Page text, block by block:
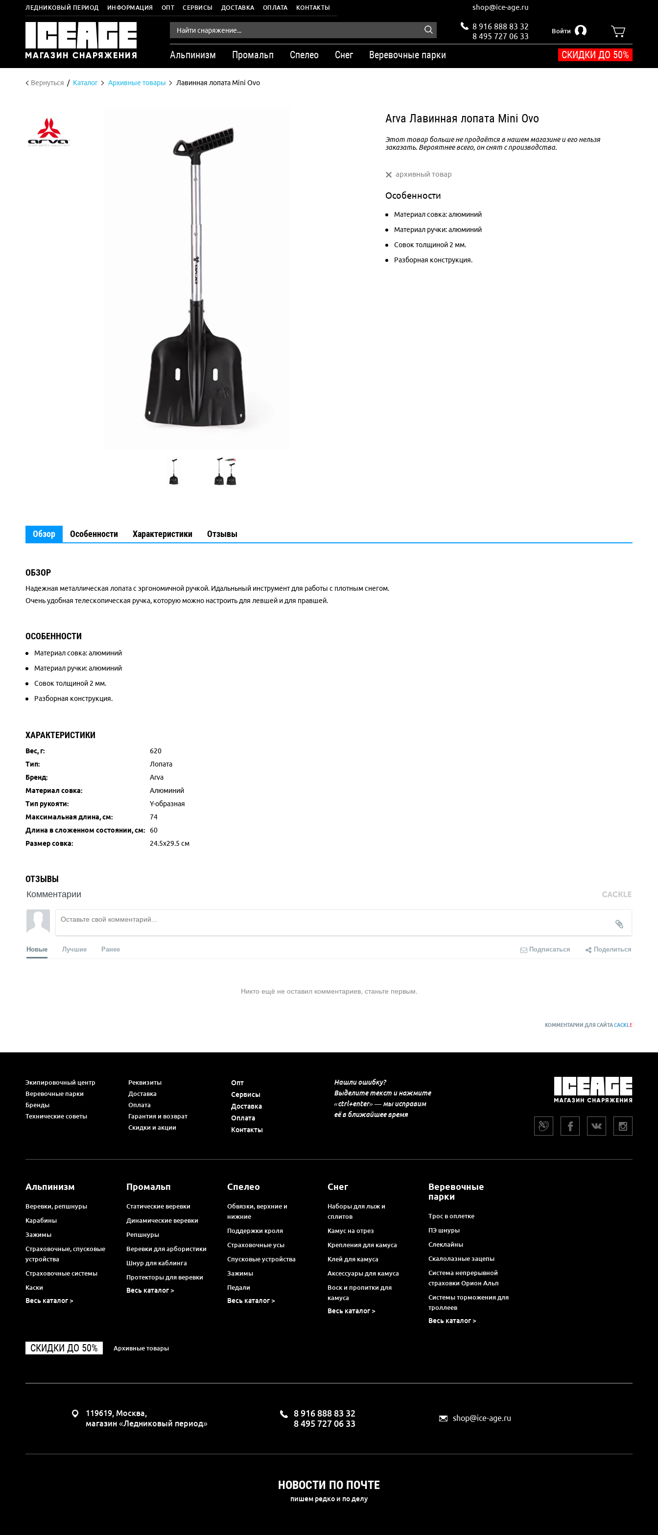
ЛЕДНИКОВЫЙ ПЕРИОД ИНФОРМАЦИЯ ОПТ СЕРВИСЫ ДОСТАВКА ОПЛАТА КОНТАКТЫ shop@ice-age.ru
8 916 888 83 32
8 495 727 06 33
Войти
Альпинизм Промальп Спелео Снег Веревочные парки СКИДКИ ДО 50%
Вернуться Каталог Архивные товары Лавинная лопата Mini Ovo
Arva Лавинная лопата Mini Ovo
Этот товар больше не продаётся в нашем магазине и его нельзя
заказать. Вероятнее всего, он снят с производства.
архивный товар
Особенности
Материал совка: алюминий
Материал ручки: алюминий
Совок толщиной 2 мм.
Разборная конструкция.
Обзор Особенности Характеристики Отзывы
ОБЗОР
Надежная металлическая лопата с эргономичной ручкой. Идальньный инструмент для работы с плотным снегом.
Очень удобная телескопическая ручка, которую можно настроить для левшей и для правшей.
ОСОБЕННОСТИ
Материал совка: алюминий
Материал ручки: алюминий
Совок толщиной 2 мм.
Разборная конструкция.
ХАРАКТЕРИСТИКИ
Вес, г:
620
Тип:
Лопата
Бренд:
Arva
Материал совка:
Алюминий
Тип рукояти:
Y-образная
Максимальная длина, см:
74
Длина в сложенном состоянии, см:
60
Размер совка:
24.5x29.5 см
ОТЗЫВЫ
Комментарии
Новые Лучшие Ранее Подписаться Поделиться
Никто ещё не оставил комментариев, станьте первым.
КОММЕНТАРИИ ДЛЯ САЙТАCACKL E
Экипировочный центр
Веревочные парки
Бренды
Технические советы
Реквизиты
Доставка
Оплата
Гарантия и возврат
Скидки и акции
Опт
Сервисы
Доставка
Оплата
Контакты
Нашли ошибку?
Выделите текст и нажмите
«ctrl+enter» — мы исправим
её в ближайшее время
Альпинизм
Веревки, репшнуры
Карабины
Зажимы
Страховочные, спусковые
устройства
Страховочные системы
Каски
Весь каталог >
Промальп
Статические веревки
Динамические веревки
Репшнуры
Веревки для арбористики
Шнур для каблинга
Протекторы для веревки
Весь каталог >
Спелео
Обвязки, верхние и
нижние
Поддержки кроля
Страховочные усы
Спусковые устройства
Зажимы
Педали
Весь каталог >
Снег
Наборы для лыж и
сплитов
Камус на отрез
Крепления для камуса
Клей для камуса
Аксессуары для камуса
Воск и пропитки для
камуса
Весь каталог >
Веревочные
парки
Трос в оплетке
ПЭ шнуры
Слеклайны
Скалолазные зацепы
Система непрерывной
страховки Орион Альп
Системы торможения для
троллеев
Весь каталог >
СКИДКИ ДО 50% Архивные товары
119619, Москва,
магазин «Ледниковый период»
8 916 888 83 32
8 495 727 06 33
shop@ice-age.ru
НОВОСТИ ПО ПОЧТЕ
пишем редко и по делу